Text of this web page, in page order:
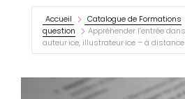
Accueil Catalogue de Formations
question
Appréhender l’entrée
auteur·ice, illustrateur·ice – à distance